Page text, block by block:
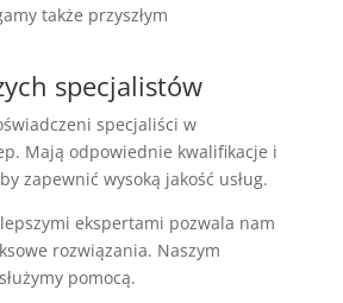
także przyszłym
specjalistów
specjaliści w
Mają odpowiednie kwalifikacje i
zapewnić wysoką jakość usług.
ekspertami pozwala nam
rozwiązania. Naszym
pomocą.